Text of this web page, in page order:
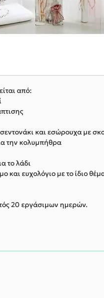
από:
σεντονάκι και εσώρουχα με
την κολυμπήθρα
το λάδι
και ευχολόγιο με το ίδιο
20 εργάσιμων ημερών.